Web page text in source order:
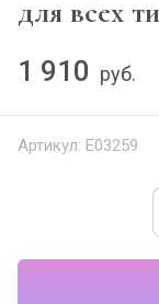
для всех
1 910 руб.
Артикул: E03259